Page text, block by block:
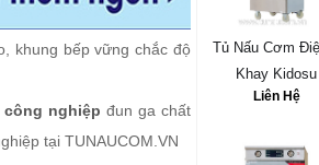
khung bếp vững chắc độ
công nghiệp đun ga chất
tại TUNAUCOM.VN
Tủ Nấu Cơm
Khay Kidosu
Liên Hệ